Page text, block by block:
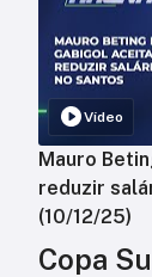
Vídeo
Mauro
reduzir
(10/12/25)
Copa